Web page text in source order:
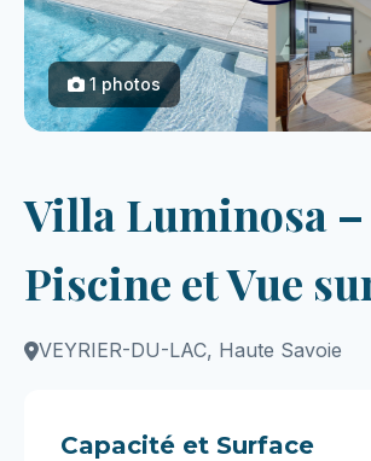
1 photos
Villa Luminosa –
Piscine et Vue
VEYRIER-DU-LAC, Haute Savoie
Capacité et Surface